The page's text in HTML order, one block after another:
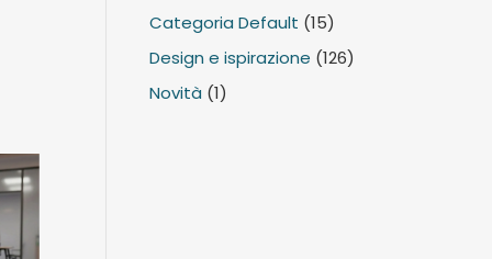
Categoria Default (15)
Design e ispirazione (126)
Novità (1)